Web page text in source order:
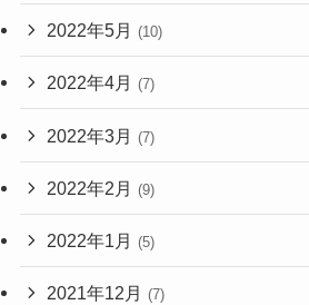
2022年5月 (10)
2022年4月 (7)
2022年3月 (7)
2022年2月 (9)
2022年1月 (5)
2021年12月 (7)